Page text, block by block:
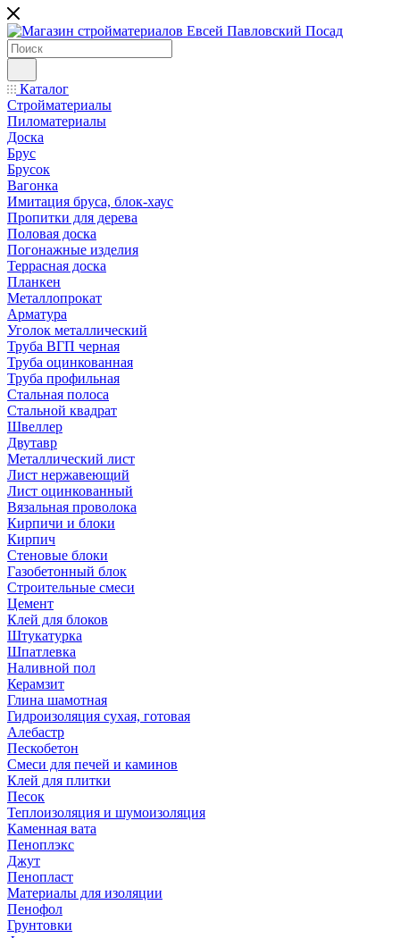
Каталог
Стройматериалы
Пиломатериалы
Доска
Брус
Брусок
Вагонка
Имитация бруса, блок-хаус
Пропитки для дерева
Половая доска
Погонажные изделия
Террасная доска
Планкен
Металлопрокат
Арматура
Уголок металлический
Труба ВГП черная
Труба оцинкованная
Труба профильная
Стальная полоса
Стальной квадрат
Швеллер
Двутавр
Металлический лист
Лист нержавеющий
Лист оцинкованный
Вязальная проволока
Кирпичи и блоки
Кирпич
Стеновые блоки
Газобетонный блок
Строительные смеси
Цемент
Клей для блоков
Штукатурка
Шпатлевка
Наливной пол
Керамзит
Глина шамотная
Гидроизоляция сухая, готовая
Алебастр
Пескобетон
Смеси для печей и каминов
Клей для плитки
Песок
Теплоизоляция и шумоизоляция
Каменная вата
Пеноплэкс
Джут
Пенопласт
Материалы для изоляции
Пенофол
Грунтовки